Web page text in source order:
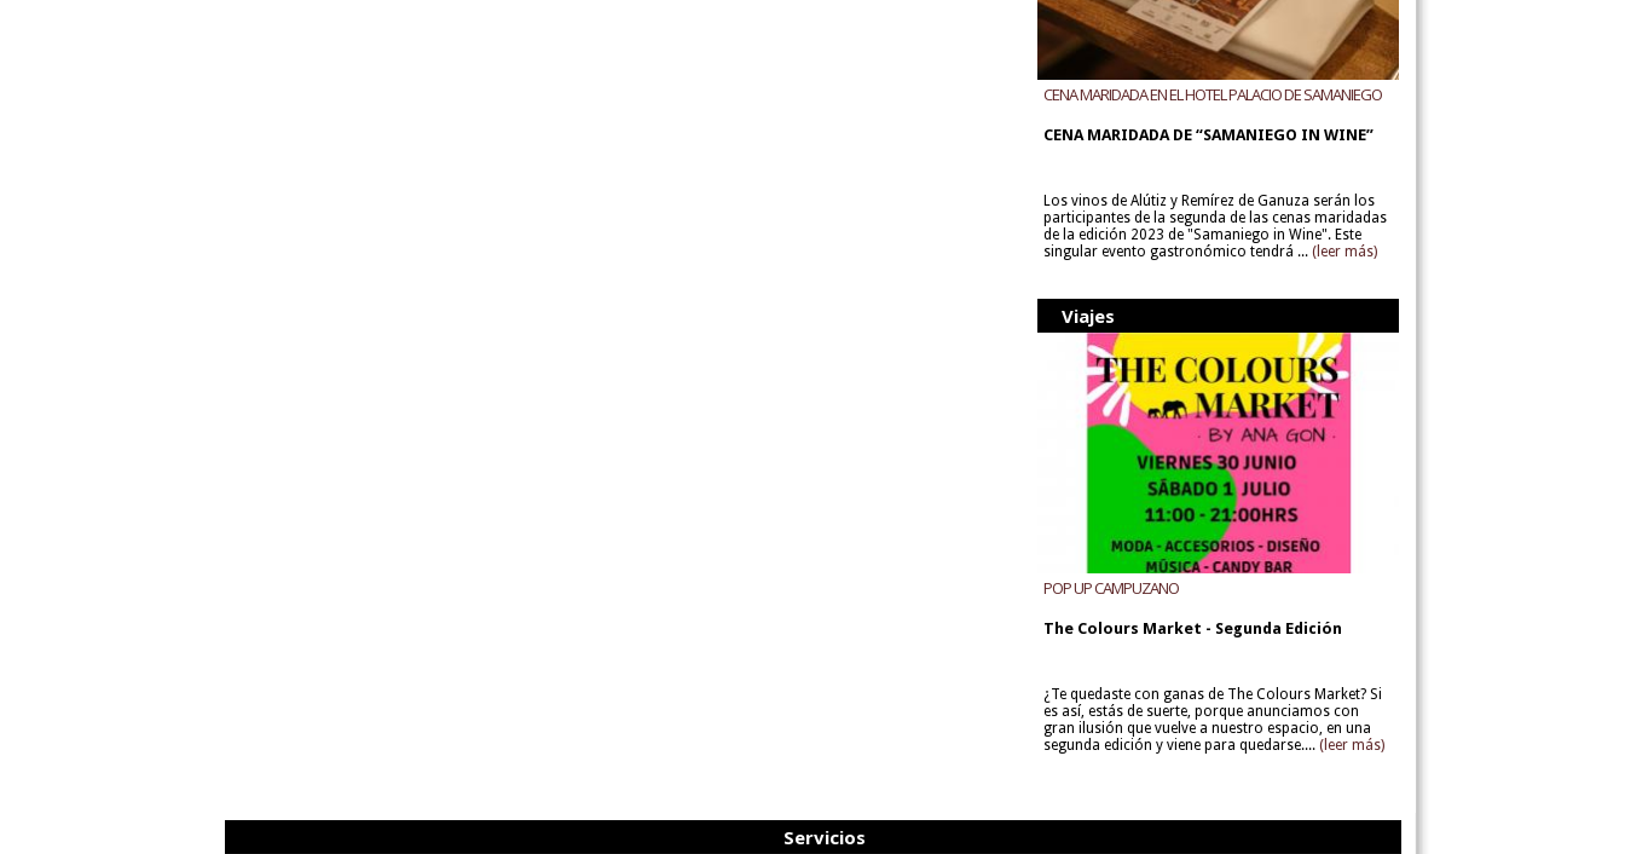
CENA MARIDADA EN EL HOTEL PALACIO DE SAMANIEGO
CENA MARIDADA DE “SAMANIEGO IN WINE”
Los vinos de Alútiz y Remírez de Ganuza serán los
participantes de la segunda de las cenas maridadas
de la edición 2023 de "Samaniego in Wine". Este
singular evento gastronómico tendrá ... (leer más)
Viajes
POP UP CAMPUZANO
The Colours Market - Segunda Edición
¿Te quedaste con ganas de The Colours Market? Si
es así, estás de suerte, porque anunciamos con
gran ilusión que vuelve a nuestro espacio, en una
segunda edición y viene para quedarse.... (leer más)
Servicios